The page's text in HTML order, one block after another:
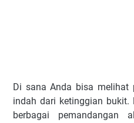
Di sana Anda bisa melihat
indah dari ketinggian bukit.
berbagai